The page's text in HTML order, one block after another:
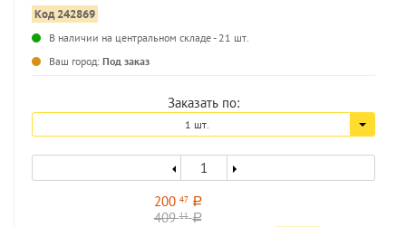
Код 242869
В наличии на центральном складе - 21 шт.
Ваш город: Под заказ
Заказать по:
1 шт.
200 47 a
40911 a